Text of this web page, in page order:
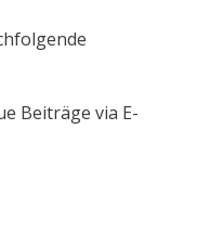
Beiträge via E-